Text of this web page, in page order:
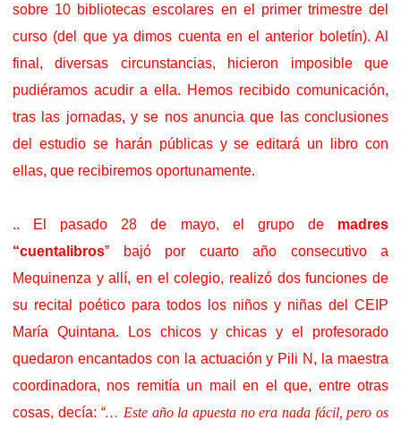
sobre 10 bibliotecas escolares en el primer trimestre del
curso (del que ya dimos cuenta en el anterior boletín). Al
final, diversas circunstancias, hicieron imposible que
pudiéramos acudir a ella. Hemos recibido comunicación,
tras las jornadas, y se nos anuncia que las conclusiones
del estudio se harán públicas y se editará un libro con
ellas, que recibiremos oportunamente.
.. El pasado 28 de mayo, el grupo de madres
“cuentalibros” bajó por cuarto año consecutivo a
Mequinenza y allí, en el colegio, realizó dos funciones de
su recital poético para todos los niños y niñas del CEIP
María Quintana. Los chicos y chicas y el profesorado
quedaron encantados con la actuación y Pili N, la maestra
coordinadora, nos remitía un mail en el que, entre otras
cosas, decía: “… Este año la apuesta no era nada fácil, pero os